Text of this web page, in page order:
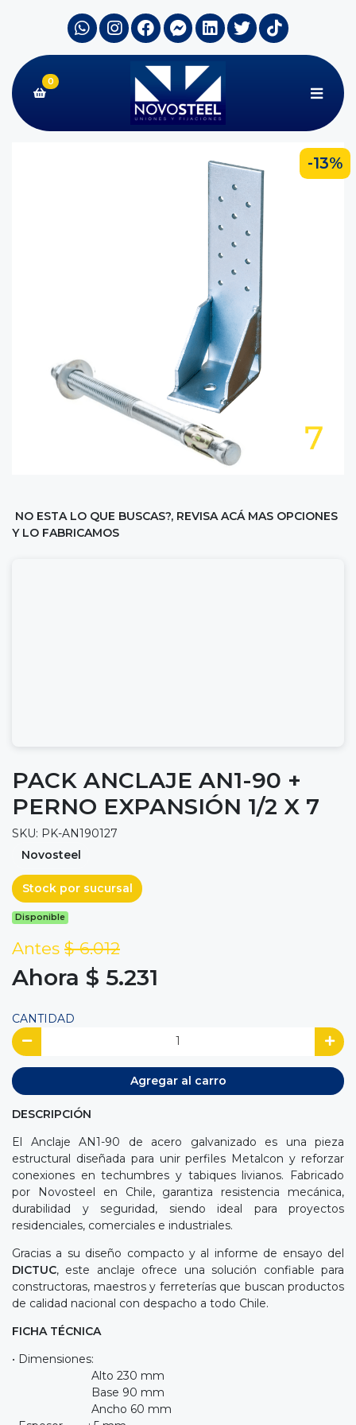
0
-13%
NO ESTA LO QUE BUSCAS?, REVISA ACÁ MAS OPCIONES
Y LO FABRICAMOS
PACK ANCLAJE AN1-90 +
PERNO EXPANSIÓN 1/2 X 7
SKU: PK-AN190127
Novosteel
Stock por sucursal
Disponible
Antes $ 6.012
Ahora $ 5.231
CANTIDAD
Agregar al carro
DESCRIPCIÓN
El Anclaje AN1-90 de acero galvanizado es una pieza
estructural diseñada para unir perfiles Metalcon y reforzar
conexiones en techumbres y tabiques livianos. Fabricado
por Novosteel en Chile, garantiza resistencia mecánica,
durabilidad y seguridad, siendo ideal para proyectos
residenciales, comerciales e industriales.
Gracias a su diseño compacto y al informe de ensayo del
DICTUC, este anclaje ofrece una solución confiable para
constructoras, maestros y ferreterías que buscan productos
de calidad nacional con despacho a todo Chile.
FICHA TÉCNICA
• Dimensiones:
Alto 230 mm
Base 90 mm
Ancho 60 mm